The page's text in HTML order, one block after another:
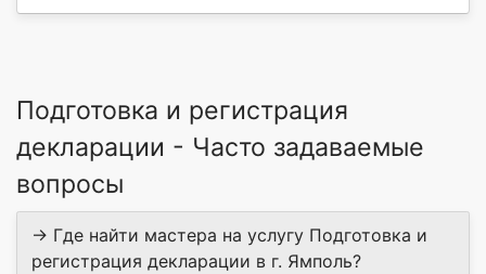
Подготовка и регистрация
декларации - Часто задаваемые
вопросы
→ Где найти мастера на услугу Подготовка и
регистрация декларации в г. Ямполь?